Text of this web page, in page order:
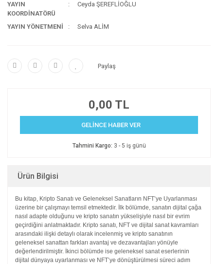
YAYIN
KOORDİNATÖRÜ
Ceyda ŞEREFLİOĞLU
YAYIN YÖNETMENİ Selva ALİM
Paylaş
0,00 TL
GELİNCE HABER VER
Tahmini Kargo: 3 - 5 iş günü
Ürün Bilgisi
Bu kitap, Kripto Sanatı ve Geleneksel Sanatların NFT’ye Uyarlanması
üzerine bir çalışmayı temsil etmektedir. İlk bölümde, sanatın dijital çağa
nasıl adapte olduğunu ve kripto sanatın yükselişiyle nasıl bir evrim
geçirdiğini anlatmaktadır. Kripto sanatı, NFT ve dijital sanat kavramları
arasındaki ilişki detaylı olarak incelenmiş ve kripto sanatının
geleneksel sanattan farkları avantaj ve dezavantajları yönüyle
değerlendirilmiştir. İkinci bölümde ise geleneksel sanat eserlerinin
dijital dünyaya uyarlanması ve NFT’ye dönüştürülmesi süreci adım